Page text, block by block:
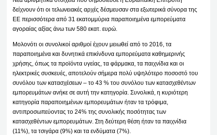
δείχνουν ότι οι τελωνειακές αρχές δέσμευσαν στα εξωτερικά σύνορα της
ΕΕ περισσότερα από 31 εκατομμύρια παραποιημένα εμπορεύματα
αγοραίας αξίας άνω των 580 εκατ. ευρώ.
Μολονότι οι συνολικοί αριθμοί έχουν μειωθεί από το 2016, τα
παραποιημένα και δυνητικά επικίνδυνα εμπορεύματα καθημερινής
χρήσης, όπως τα προϊόντα υγείας, τα φάρμακα, τα παιχνίδια και οι
ηλεκτρικές συσκευές, αποτελούν σήμερα πολύ υψηλότερο ποσοστό του
συνόλου των κατασχέσεων – το 43 % του συνόλου των κατασχεθέντων
εμπορευμάτων ανήκε σε αυτή την κατηγορία. Συνολικά, η κυριότερη
κατηγορία παραποιημένων εμπορευμάτων ήταν τα τρόφιμα,
αντιπροσωπεύοντας το 24% της συνολικής ποσότητας των
κατασχεθέντων εμπορευμάτων. Στη δεύτερη θέση ήταν τα παιχνίδια
(11%), τα τσιγάρα (9%) και τα ενδύματα (7%).